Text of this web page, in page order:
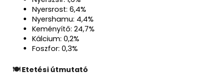
Nyersrost: 6,4%
Nyershamu: 4,4%
Keményítő: 24,7%
Kálcium: 0,2%
Foszfor: 0,3%
🍽 Etetési útmutató